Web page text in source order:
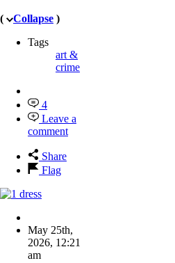
( Collapse )
Tags
art &
crime
4
Leave a
comment
Share
Flag
May 25th,
2026, 12:21
am